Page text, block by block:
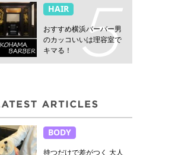
HAIR
おすすめ横浜バーバー男
のカッコいいは理容室で
キマる！
BODY
持つだけで差がつく 大人